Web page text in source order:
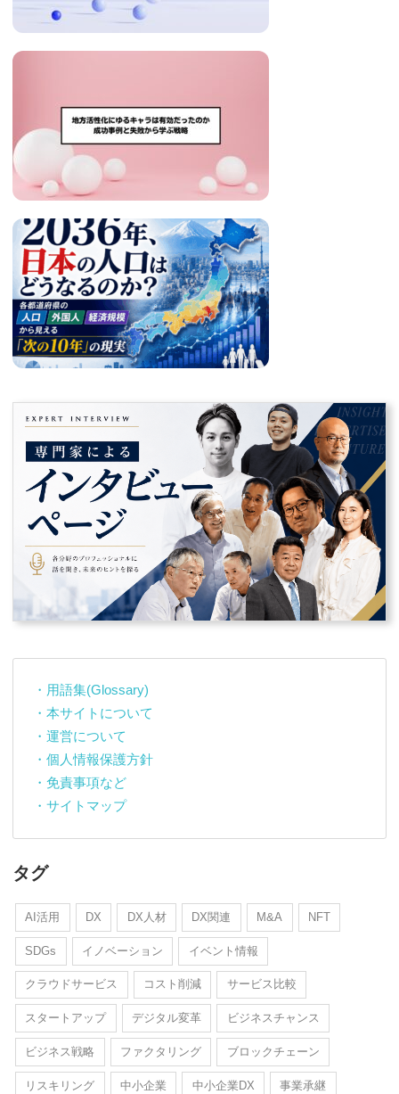
・用語集(Glossary)
・本サイトについて
・運営について
・個人情報保護方針
・免責事項など
・サイトマップ
タグ
AI活用 DX DX人材 DX関連 M&A NFT
SDGs イノベーション イベント情報
クラウドサービス コスト削減 サービス比較
スタートアップ デジタル変革 ビジネスチャンス
ビジネス戦略 ファクタリング ブロックチェーン
リスキリング 中小企業 中小企業DX 事業承継